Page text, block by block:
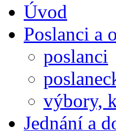
Úvod
Poslanci a
poslanci
výbory,
Jednání a